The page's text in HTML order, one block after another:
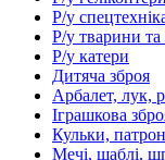
Р/у
Р/у тварини та
Р/у катери
Дитяча зброя
Арбалет, лук,
Іграшкова
Кульки,
Мечі, шаблі,